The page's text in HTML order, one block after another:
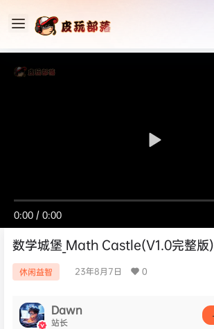
0:00 / 0:00
数学城堡_Math Castle(V1.0完整版)
休闲益智 23年8月7日 0
Dawn
站长